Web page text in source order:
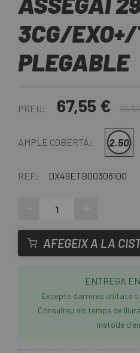
3CG/
PLEGABLE
PREU: 67,55 €
AMPLE COBERTA: 2.50
REF: DX49ETB00308100
AFEGEIX A LA
ENTREGA
Excepte darreres unitats
Consulteu els temps de
mètode